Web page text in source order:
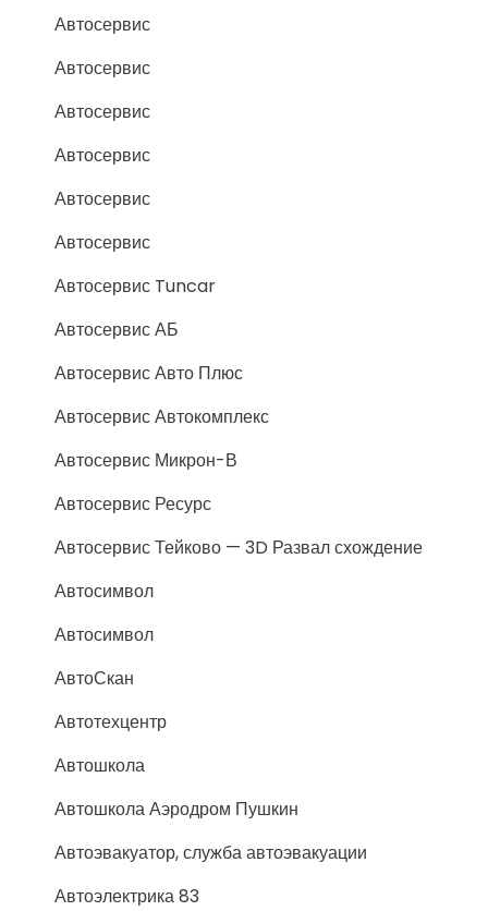
Автосервис
Автосервис
Автосервис
Автосервис
Автосервис
Автосервис
Автосервис Tuncar
Автосервис АБ
Автосервис Авто Плюс
Автосервис Автокомплекс
Автосервис Микрон-В
Автосервис Ресурс
Автосервис Тейково — 3D Развал схождение
Автосимвол
Автосимвол
АвтоСкан
Автотехцентр
Автошкола
Автошкола Аэродром Пушкин
Автоэвакуатор, служба автоэвакуации
Автоэлектрика 83